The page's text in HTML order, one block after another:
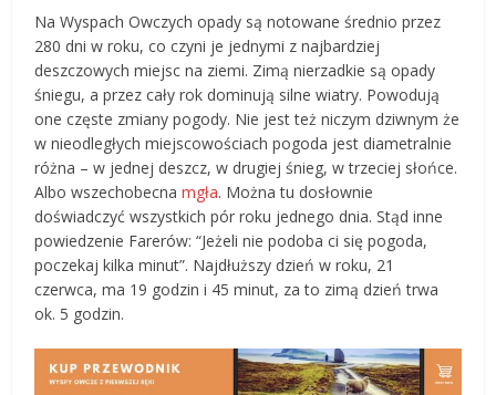
Na Wyspach Owczych opady są notowane średnio przez
280 dni w roku, co czyni je jednymi z najbardziej
deszczowych miejsc na ziemi. Zimą nierzadkie są opady
śniegu, a przez cały rok dominują silne wiatry. Powodują
one częste zmiany pogody. Nie jest też niczym dziwnym że
w nieodległych miejscowościach pogoda jest diametralnie
różna – w jednej deszcz, w drugiej śnieg, w trzeciej słońce.
Albo wszechobecnamgła. Można tu dosłownie
doświadczyć wszystkich pór roku jednego dnia. Stąd inne
powiedzenie Farerów: “Jeżeli nie podoba ci się pogoda,
poczekaj kilka minut”. Najdłuższy dzień w roku, 21
czerwca, ma 19 godzin i 45 minut, za to zimą dzień trwa
ok. 5 godzin.